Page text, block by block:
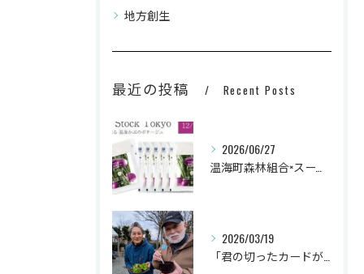
地方創生
最近の投稿 Recent Posts
2026/06/27
2026/03/19